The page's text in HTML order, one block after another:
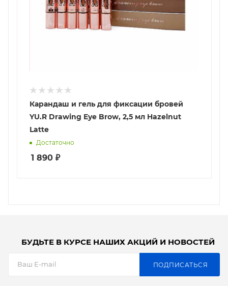
Карандаш и гель для фиксации бровей
YU.R Drawing Eye Brow, 2,5 мл Hazelnut
Latte
Достаточно
1 890 ₽
БУДЬТЕ В КУРСЕ НАШИХ АКЦИЙ И НОВОСТЕЙ
ПОДПИСАТЬСЯ